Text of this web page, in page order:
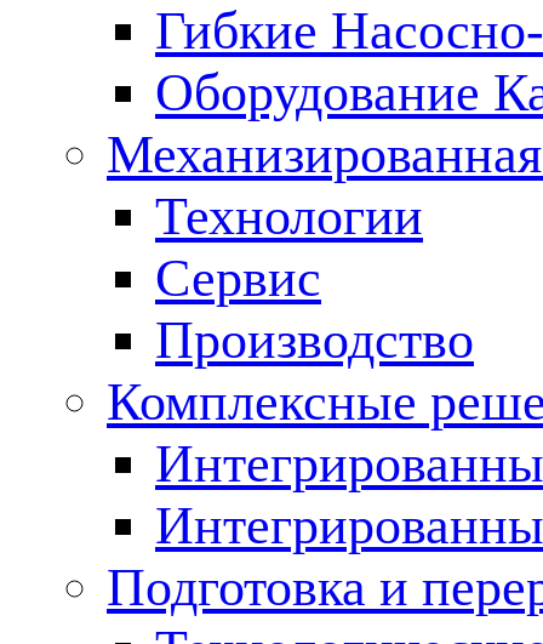
Гибкие
Оборудование
Технологии
Сервис
Производство
Комплексные
Подготовка и